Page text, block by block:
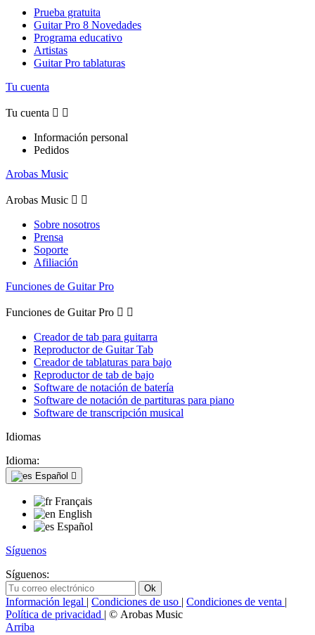
Prueba gratuita
Guitar Pro 8 Novedades
Programa educativo
Artistas
Guitar Pro tablaturas
Tu cuenta
Tu cuenta  
Información personal
Pedidos
Arobas Music
Arobas Music  
Sobre nosotros
Prensa
Soporte
Afiliación
Funciones de Guitar Pro
Funciones de Guitar Pro  
Creador de tab para guitarra
Reproductor de Guitar Tab
Creador de tablaturas para bajo
Reproductor de tab de bajo
Software de notación de batería
Software de notación de partituras para piano
Software de transcripción musical
Idiomas
Idioma:
Español 
Français
English
Español
Síguenos
Síguenos:
Información legal | Condiciones de uso | Condiciones de venta |
Política de privacidad | © Arobas Music
Arriba